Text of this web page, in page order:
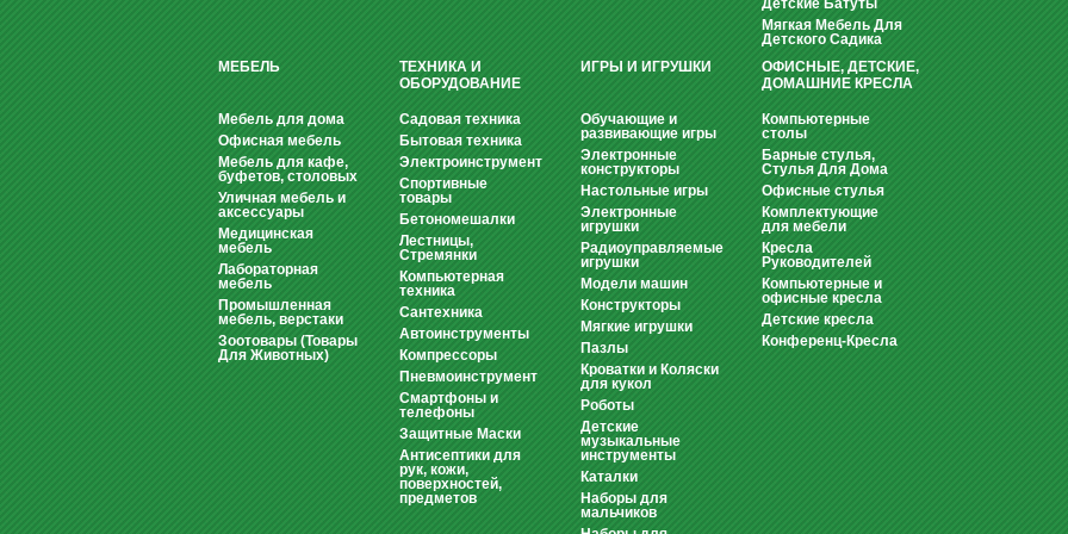
Детские Батуты
Мягкая Мебель Для
Детского Садика
МЕБЕЛЬ
Мебель для дома
Офисная мебель
Мебель для кафе,
буфетов, столовых
Уличная мебель и
аксессуары
Медицинская
мебель
Лабораторная
мебель
Промышленная
мебель, верстаки
Зоотовары (Товары
Для Животных)
ТЕХНИКА И
ОБОРУДОВАНИЕ
Садовая техника
Бытовая техника
Электроинструмент
Спортивные
товары
Бетономешалки
Лестницы,
Стремянки
Компьютерная
техника
Сантехника
Автоинструменты
Компрессоры
Пневмоинструмент
Смартфоны и
телефоны
Защитные Маски
Антисептики для
рук, кожи,
поверхностей,
предметов
ИГРЫ И ИГРУШКИ
Обучающие и
развивающие игры
Электронные
конструкторы
Настольные игры
Электронные
игрушки
Радиоуправляемые
игрушки
Модели машин
Конструкторы
Мягкие игрушки
Пазлы
Кроватки и Коляски
для кукол
Роботы
Детские
музыкальные
инструменты
Каталки
Наборы для
мальчиков
ОФИСНЫЕ, ДЕТСКИЕ,
ДОМАШНИЕ КРЕСЛА
Компьютерные
столы
Барные стулья,
Стулья Для Дома
Офисные стулья
Комплектующие
для мебели
Кресла
Руководителей
Компьютерные и
офисные кресла
Детские кресла
Конференц-Кресла